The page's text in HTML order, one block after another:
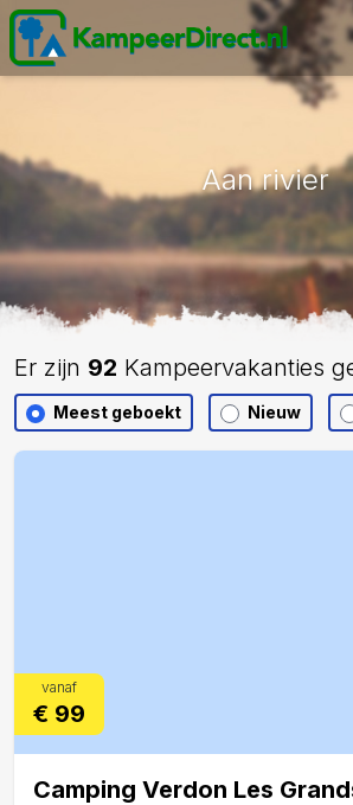
Aan rivier
Er zijn 92 Kampeervakanties
Meest geboekt Nieuw
vanaf
€ 99
Camping Verdon Les